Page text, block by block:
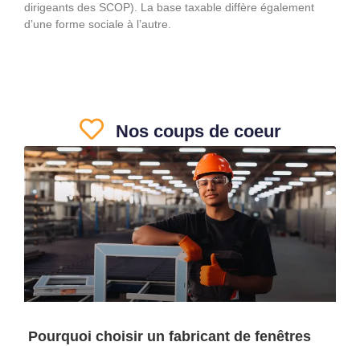
dirigeants des SCOP). La base taxable diffère également
d’une forme sociale à l’autre.
Nos coups de coeur
Pourquoi choisir un fabricant de fenêtres